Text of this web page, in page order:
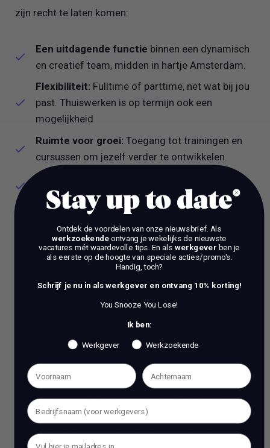
zijn recht te laten komen:
Een uitdagende functie binnen een dynamisch
en creatief team, midden in hartje Amsterdam.
Flexibiliteit: Fulltime of parttime, net wat bij jou
past. Thuiswerken is op termijn ook een
mogelijkheid
Ruimte voor groei: Toegang tot trainingen en
cursussen om jezelf verder te ontwikkelen.
Werk aan uitdagende
designs in de horeca- en digitale sector.
Een aantrekkelijke beloning:
passend bij jouw ervaring en skills.
Werkplezier:Gezellige borrels, een informele
werksfeer en korte lijnen binnen ons team.
Extra’s:We geven veel om jouw welzijn en
daarom bieden we ook gezonde lunches,
massages op kantoor, flexibele vakantiedagen
en nog veel meer!
Zie jij jezelf al helemaal werken in ons team? Super,
nu door je cv en een korte motivatie op te sturen en
wie weet drinken we binnenkort al een kop koffie.
Stay up to date
Ontdek de voordelen van onze nieuwsbrief. Als
werkzoekendeontvang je wekelijks de nieuwste
vacatures mét waardevolle tips. En als werkgever ben je
als eerste op de hoogte van speciale acties/promo's.
Handig, toch?
Schrijf je nu in als werkgever en ontvang 10% korting!
You Snooze You Lose!
Ik ben:
Werkgever Werkzoekende